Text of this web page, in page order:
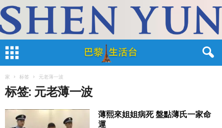
家 标签 元老薄一波
标签: 元老薄一波
薄熙來姐姐病死 盤點薄氏一家命
運